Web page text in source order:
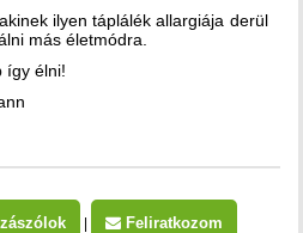
ilyen táplálék allargiája derül
más életmódra.
így élni!
Feliratkozom